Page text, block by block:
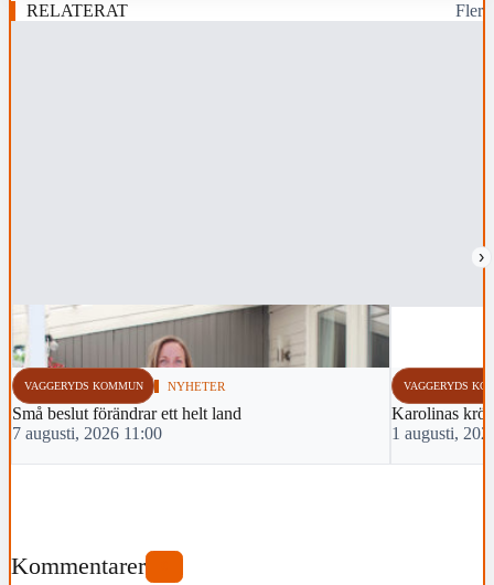
RELATERAT Fler
›
VAGGERYDS KOMMUN NYHETER
Små beslut förändrar ett helt land
7 augusti, 2026 11:00
VAGGERYDS
Karolinas
1 augusti,
Kommentarer